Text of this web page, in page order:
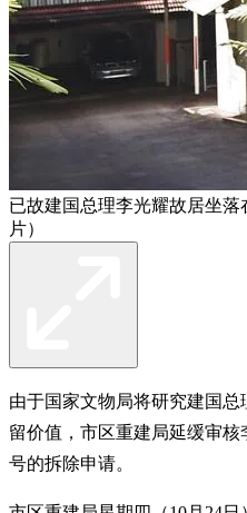
已故建国总理李光耀故居坐
片）
由于国家文物局将研究建国
留价值，市区重建局延缓审
号的拆除申请。